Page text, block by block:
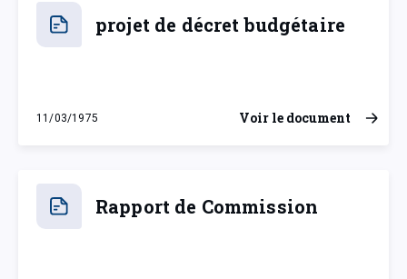
projet de décret budgétaire
11/03/1975
mardi 11 mars 1975
Voir le document
Rapport de Commission